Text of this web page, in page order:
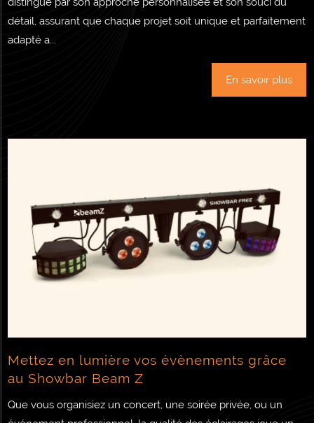
détail, assurant que chaque projet soit unique et parfaitement
adapté a...
En savoir plus
Mettez en lumière vos évènements grâce
au Showbar Beam Z
Que vous organisiez un concert, une soirée privée, ou un